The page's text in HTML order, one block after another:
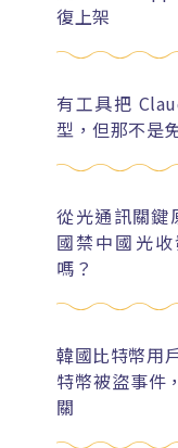
復上架
有工具把
型，但那不是
從光通訊關鍵
國禁中國光
嗎？
韓國比特幣用
特幣被盜事件
關